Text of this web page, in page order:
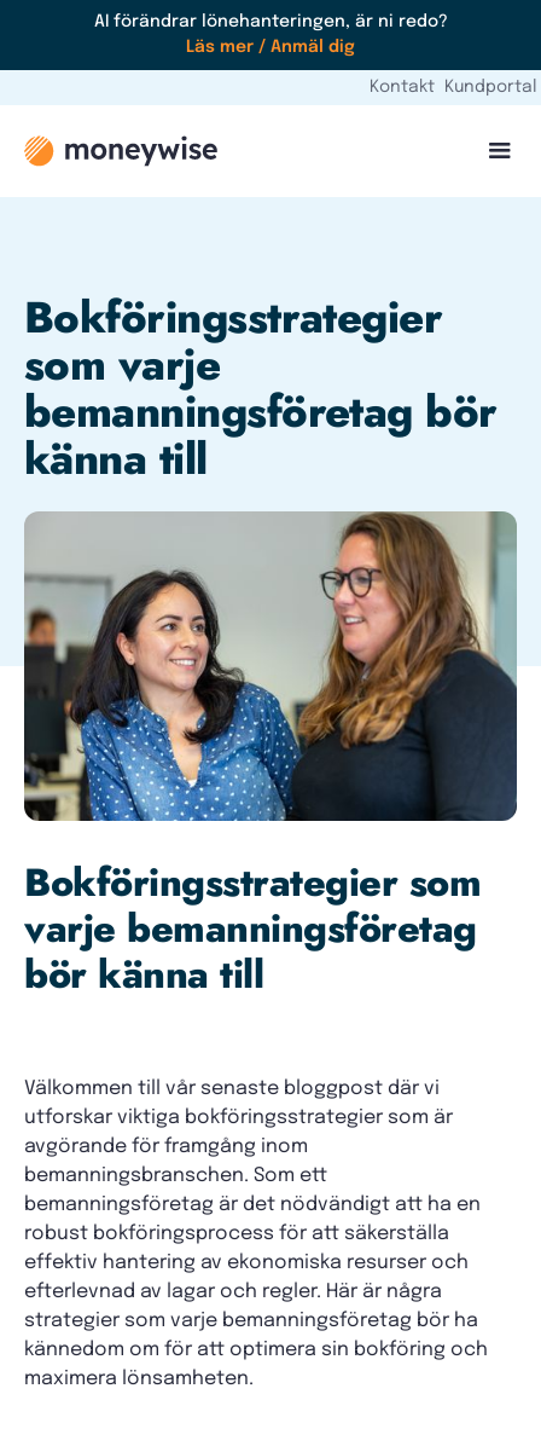
AI förändrar lönehanteringen, är ni redo?
Läs mer / Anmäl dig
Kontakt Kundportal
Bokföringsstrategier
som varje
bemanningsföretag bör
känna till
Bokföringsstrategier som
varje bemanningsföretag
bör känna till
Välkommen till vår senaste bloggpost där vi
utforskar viktiga bokföringsstrategier som är
avgörande för framgång inom
bemanningsbranschen. Som ett
bemanningsföretag är det nödvändigt att ha en
robust bokföringsprocess för att säkerställa
effektiv hantering av ekonomiska resurser och
efterlevnad av lagar och regler. Här är några
strategier som varje bemanningsföretag bör ha
kännedom om för att optimera sin bokföring och
maximera lönsamheten.